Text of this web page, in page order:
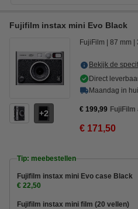
Fujifilm instax mini Evo Black
2
FujiFilm 87 mm
Bekijk de
Direct
Maandag in
€ 199,99
€ 171,50
Tip: meebestellen
Fujifilm instax mini Evo case Black
€ 22,50
Fujifilm instax mini film (20 vellen)